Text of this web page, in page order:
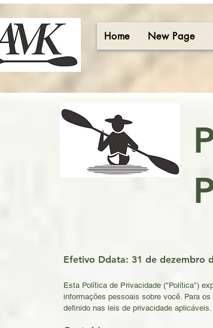
Home New Page
Efetivo Ddata: 31 de dezembro
Esta Política de Privacidade ("Política")
informações pessoais sobre você. Para
definido nas leis de privacidade aplicáveis.